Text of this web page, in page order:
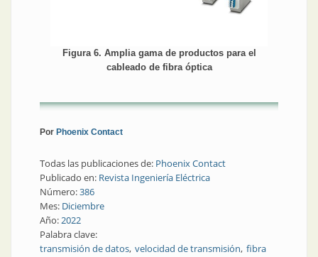
Figura 6. Amplia gama de productos para el
cableado de fibra óptica
Por Phoenix Contact
Todas las publicaciones de: Phoenix Contact
Publicado en: Revista Ingeniería Eléctrica
Número:386
Mes: Diciembre
Año:2022
Palabra clave:
transmisión de datos velocidad de transmisión fibra